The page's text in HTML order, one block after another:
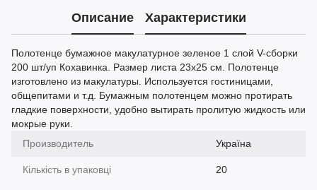
Описание Характеристики
Полотенце бумажное макулатурное зеленое 1 слой V-сборки
200 шт/уп Кохавинка. Размер листа 23х25 см. Полотенце
изготовлено из макулатуры. Используется гостиницами,
общепитами и т.д. Бумажным полотенцем можно протирать
гладкие поверхности, удобно вытирать пролитую жидкость или
мокрые руки.
Производитель
Україна
Кількість в упаковці 20